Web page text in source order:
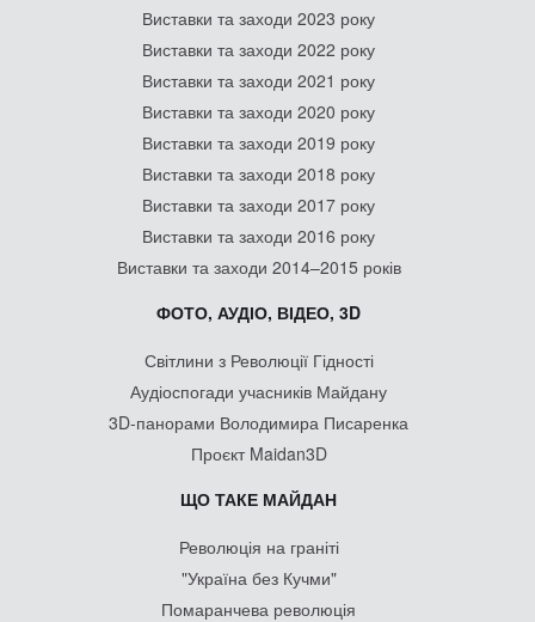
Виставки та заходи 2023 року
Виставки та заходи 2022 року
Виставки та заходи 2021 року
Виставки та заходи 2020 року
Виставки та заходи 2019 року
Виставки та заходи 2018 року
Виставки та заходи 2017 року
Виставки та заходи 2016 року
Виставки та заходи 2014–2015 років
ФОТО, АУДІО, ВІДЕО, 3D
Світлини з Революції Гідності
Аудіоспогади учасників Майдану
3D-панорами Володимира Писаренка
Проєкт Maidan3D
ЩО ТАКЕ МАЙДАН
Революція на граніті
"Україна без Кучми"
Помаранчева революція